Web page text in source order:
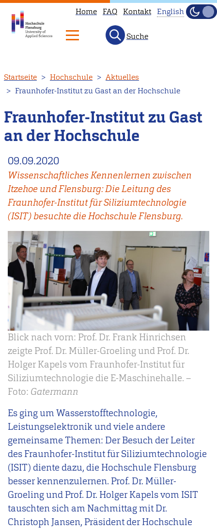
zum
Inhalt
Home FAQ Kontakt
available
English.
English
main
page
instead.
English
Hell
Suche
Startseite Hochschule
Aktuelles
Fraunhofer-Institut zu Gast an der Hochschule
Fraunhofer-Institut zu Gast
an der Hochschule
09.09.2020
Wissenschaftliches Kennenlernen zwischen
Itzehoe und Flensburg: Die Leitung des
Fraunhofer-Institut für Siliziumtechnologie
(ISIT) besuchte die Hochschule Flensburg.
Blick nach vorn: Prof. Dr. Frank Hinrichsen
zeigte Prof. Dr. Müller-Groeling und Prof. Dr.
Holger Kapels vom Fraunhofer-Institut für
Siliziumtechnologie die E-Maschinehalle. –
Foto: Gatermann
Es ging um Wasserstofftechnologie,
Leistungselektronik und viele andere
gemeinsame Themen: Der Besuch der Leiter
des Fraunhofer-Institut für Siliziumtechnologie
(ISIT) diente dazu, die Hochschule Flensburg
besser kennenzulernen. Prof. Dr. Müller-
Groeling und Prof. Dr. Holger Kapels vom ISIT
tauschten sich am Nachmittag mit Dr.
Christoph Jansen, Präsident der Hochschule